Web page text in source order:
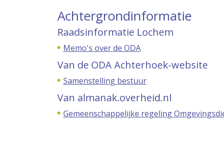
Achtergrondinformatie
Raadsinformatie Lochem
Memo's over de ODA
Van de ODA Achterhoek-website
Samenstelling bestuur
Van almanak.overheid.nl
Gemeenschappelijke regeling